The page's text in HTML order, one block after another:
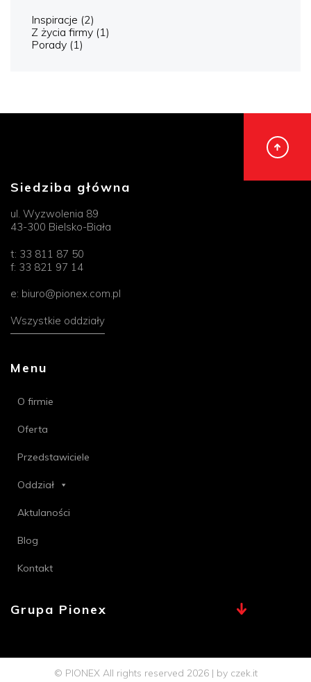
Inspiracje (2)
Z życia firmy (1)
Porady (1)
Siedziba główna
ul. Wyzwolenia 89
43-300 Bielsko-Biała
t: 33 811 87 50
f: 33 821 97 14
e: biuro@pionex.com.pl
Wszystkie oddziały
Menu
O firmie
Oferta
Przedstawiciele
Oddział
Aktulaności
Blog
Kontakt
Grupa Pionex
Chemia Bielsko
Profi PSB© PIONEX All rights reserved 2026 | by czek.it